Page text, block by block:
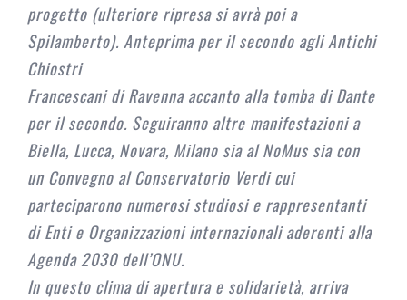
progetto (ulteriore ripresa si avrà poi a
Spilamberto). Anteprima per il secondo agli Antichi
Chiostri
Francescani di Ravenna accanto alla tomba di Dante
per il secondo. Seguiranno altre manifestazioni a
Biella, Lucca, Novara, Milano sia al NoMus sia con
un Convegno al Conservatorio Verdi cui
parteciparono numerosi studiosi e rappresentanti
di Enti e Organizzazioni internazionali aderenti alla
Agenda 2030 dell’ONU.
In questo clima di apertura e solidarietà, arriva